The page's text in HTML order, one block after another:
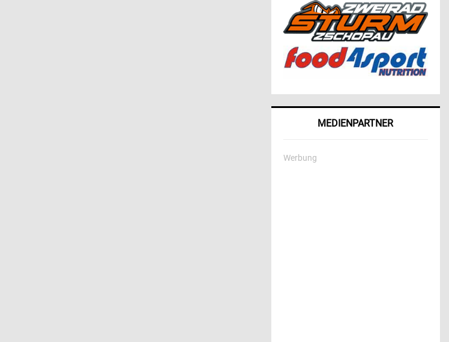
MEDIENPARTNER
Werbung